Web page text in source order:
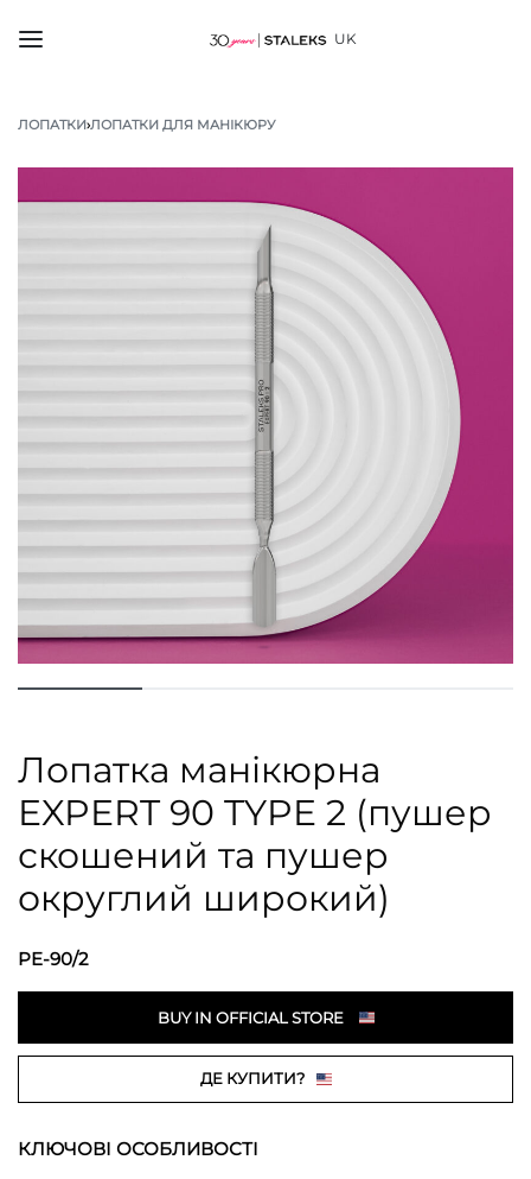
UK
ЛОПАТКИ›ЛОПАТКИ ДЛЯ МАНІКЮРУ
Лопатка манікюрна
EXPERT 90 TYPE 2 (пушер
скошений та пушер
округлий широкий)
PE-90/2
BUY IN OFFICIAL STORE
ДЕ КУПИТИ?
КЛЮЧОВІ ОСОБЛИВОСТІ